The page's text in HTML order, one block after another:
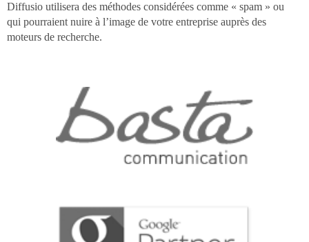
Diffusio utilisera des méthodes considérées comme « spam » ou
qui pourraient nuire à l’image de votre entreprise auprès des
moteurs de recherche.